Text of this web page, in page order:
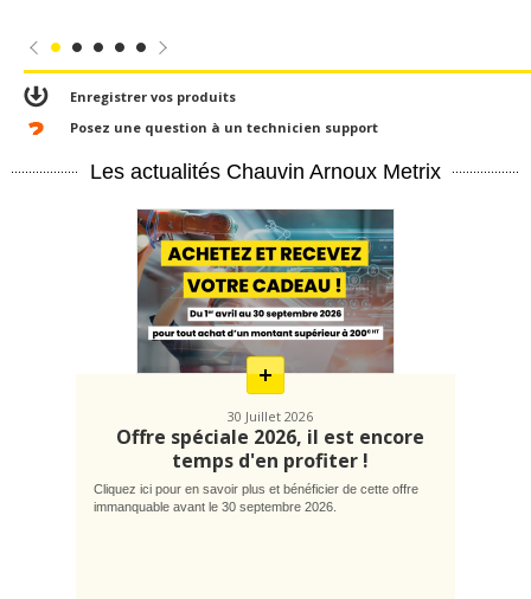
Enregistrer vos produits
Posez une question à un technicien support
Les actualités Chauvin Arnoux Metrix
En
savoir
plus
30 Juillet 2026
Offre spéciale 2026, il est encore
temps d'en profiter !
Cliquez ici pour en savoir plus et bénéficier de cette offre
immanquable avant le 30 septembre 2026.